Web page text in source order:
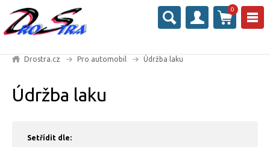
0
Drostra.cz Pro automobil Údržba laku
Údržba laku
Setřídit dle: